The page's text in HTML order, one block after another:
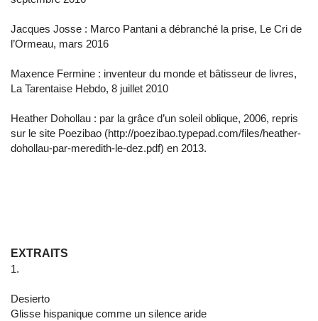
Jacques Josse : Marco Pantani a débranché la prise, Le Cri de
l’Ormeau, mars 2016
Maxence Fermine : inventeur du monde et bâtisseur de livres,
La Tarentaise Hebdo, 8 juillet 2010
Heather Dohollau : par la grâce d’un soleil oblique, 2006, repris
sur le site Poezibao (http://poezibao.typepad.com/files/heather-
dohollau-par-meredith-le-dez.pdf) en 2013.
EXTRAITS
1.
Desierto
Glisse hispanique comme un silence aride